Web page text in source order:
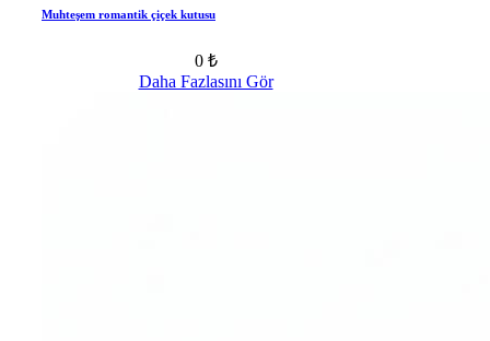
Muhteşem romantik çiçek kutusu
0 ₺
Daha Fazlasını Gör